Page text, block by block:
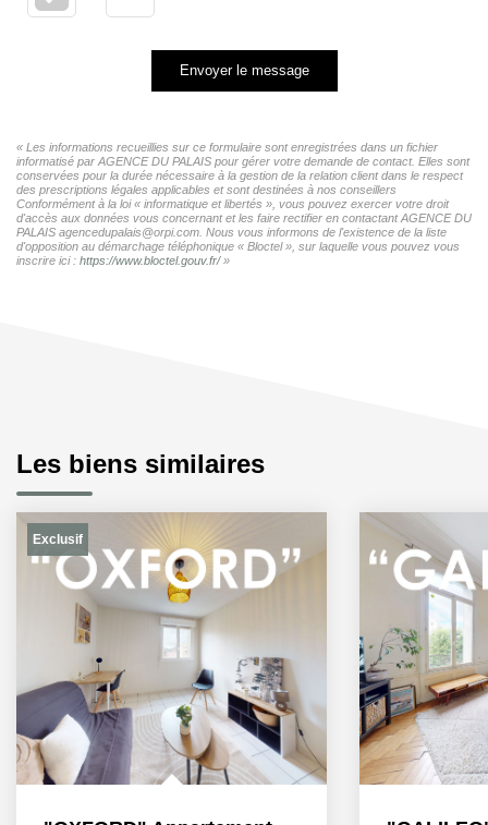
Envoyer le message
« Les informations recueillies sur ce formulaire sont enregistrées dans un fichier
informatisé par AGENCE DU PALAIS pour gérer votre demande de contact. Elles sont
conservées pour la durée nécessaire à la gestion de la relation client dans le respect
des prescriptions légales applicables et sont destinées à nos conseillers
Conformément à la loi « informatique et libertés », vous pouvez exercer votre droit
d'accès aux données vous concernant et les faire rectifier en contactant AGENCE DU
PALAIS agencedupalais@orpi.com. Nous vous informons de l'existence de la liste
d'opposition au démarchage téléphonique « Bloctel », sur laquelle vous pouvez vous
inscrire ici : https://www.bloctel.gouv.fr/»
Les biens similaires
Exclusif